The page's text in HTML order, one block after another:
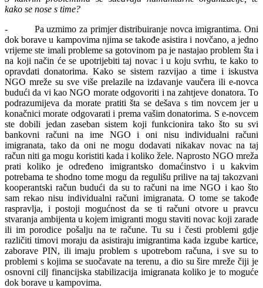
kako se nose s time?
- Pa uzmimo za primjer distribuiranje novca imigrantima. Oni
dok borave u kampovima njima se takođe asistira i novčano, a jedno
vrijeme ste imali probleme sa gotovinom pa je nastajao problem šta i
na koji način će se upotrijebiti taj novac i u koju svrhu, te kako to
opravdati donatorima. Kako se sistem razvijao a time i iskustva
NGO mreže su sve više prelazile na izdavanje vaučera ili e-novca
budući da vi kao NGO morate odgovoriti i na zahtjeve donatora. To
podrazumijeva da morate pratiti šta se dešava s tim novcem jer u
konačnici morate odgovarati i prema vašim donatorima. S e-novcem
ste dobili jedan zaseban sistem koji funkcionira tako što su svi
bankovni računi na ime NGO i oni nisu individualni računi
imigranata, tako da oni ne mogu dodavati nikakav novac na taj
račun niti ga mogu koristiti kada i koliko žele. Naprosto NGO mreža
prati koliko je određeno imigrantsko domaćinstvo i u kakvim
potrebama te shodno tome mogu da regulišu prilive na taj takozvani
kooperantski račun budući da su to računi na ime NGO i kao što
sam rekao nisu individualni računi imigranata. O tome se takođe
raspravlja, i postoji mogućnost da se ti računi otvore u pravcu
stvaranja ambijenta u kojem imigranti mogu staviti novac koji zarade
ili im porodice pošalju na te račune. Tu su i česti problemi gdje
različiti timovi moraju da asistiraju imigrantima kada izgube kartice,
zaborave PIN, ili imaju problem s upotrebom računa, i sve su to
problemi s kojima se suočavate na terenu, a dio su šire mreže čiji je
osnovni cilj financijska stabilizacija imigranata koliko je to moguće
dok borave u kampovima.